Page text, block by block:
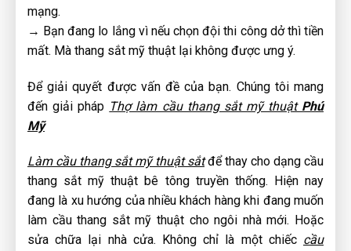
mạng.
→ Bạn đang lo lắng vì nếu chọn đội thi công dở thì tiền
mất. Mà thang sắt mỹ thuật lại không được ưng ý.
Để giải quyết được vấn đề của bạn. Chúng tôi mang
đến giải pháp Thợ làm cầu thang sắt mỹ thuật Phú
Mỹ
Làm cầu thang sắt mỹ thuật sắtđể thay cho dạng cầu
thang sắt mỹ thuật bê tông truyền thống. Hiện nay
đang là xu hướng của nhiều khách hàng khi đang muốn
làm cầu thang sắt mỹ thuật cho ngôi nhà mới. Hoặc
sửa chữa lại nhà cửa. Không chỉ là một chiếc cầu